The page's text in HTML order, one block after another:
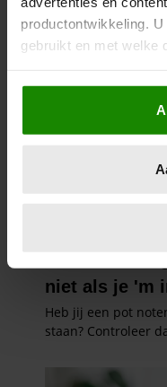
productontwikkeling.
gebruikt en met welke
Als u het toestaat,
Informatie
locatie, die tot
scannen op
verwerkt en stel uw
intrekken in de
We gebruiken cookies
personaliseren, om
informatie over uw